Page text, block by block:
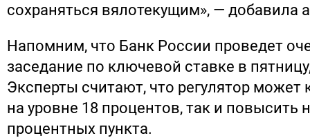
сохраняться вялотекущим», — добавила
Напомним, что Банк России проведет
заседание по ключевой ставке в
Эксперты считают, что регулятор может
на уровне 18 процентов, так и повысить
процентных пункта.